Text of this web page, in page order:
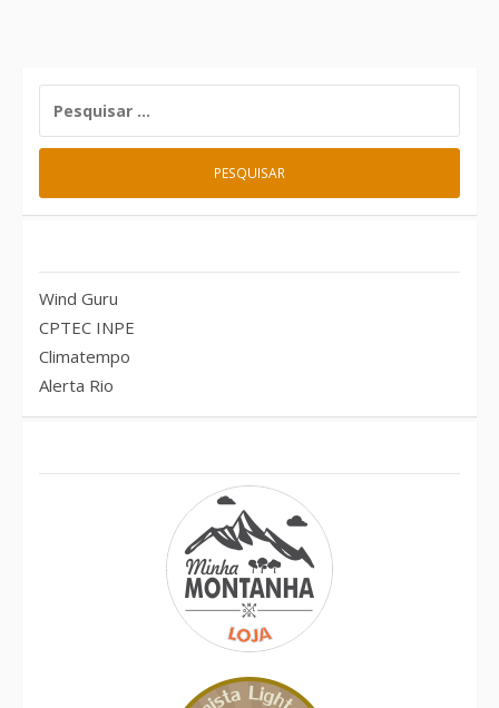
POR:
Wind Guru
CPTEC INPE
Climatempo
Alerta Rio